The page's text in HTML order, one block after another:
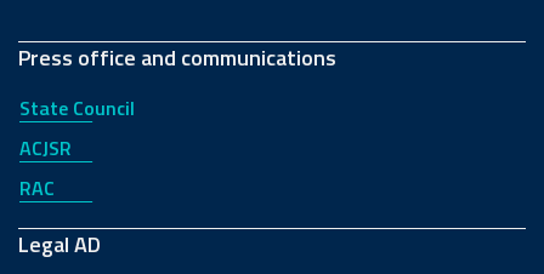
Press office and communications
State Council
ACJSR
RAC
Legal AD